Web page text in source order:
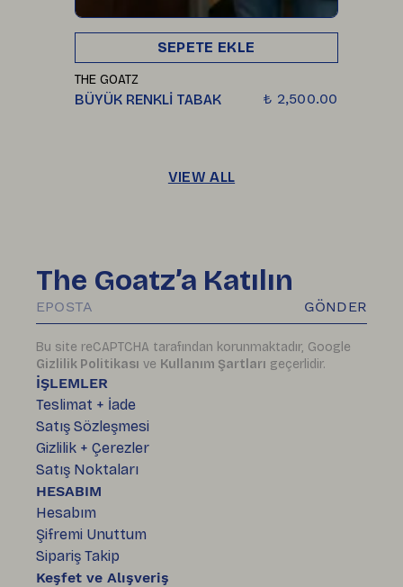
SEPETE EKLE
THE GOATZ
BÜYÜK RENKLİ TABAK ₺ 2,500.00
VIEW ALL
İŞLEMLER
Teslimat + İade
Satış Sözleşmesi
Gizlilik + Çerezler
Satış Noktaları
HESABIM
Hesabım
Şifremi Unuttum
Sipariş Takip
Keşfet ve Alışveriş
The Goatz’a Katılın
GÖNDER
Bu site reCAPTCHA tarafından korunmaktadır, Google
Gizlilik Politikası ve Kullanım Şartları geçerlidir.